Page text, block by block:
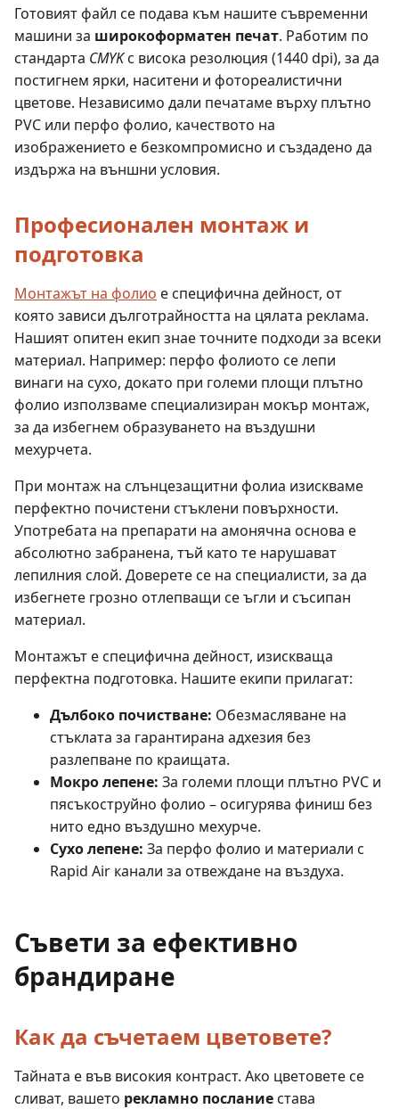
Готовият файл се подава към нашите съвременни
машини за широкоформатен печат. Работим по
стандарта CMYKс висока резолюция (1440 dpi), за да
постигнем ярки, наситени и фотореалистични
цветове. Независимо дали печатаме върху плътно
PVC или перфо фолио, качеството на
изображението е безкомпромисно и създадено да
издържа на външни условия.
Професионален монтаж и
подготовка
Монтажът на фолио е специфична дейност, от
която зависи дълготрайността на цялата реклама.
Нашият опитен екип знае точните подходи за всеки
материал. Например: перфо фолиото се лепи
винаги на сухо, докато при големи площи плътно
фолио използваме специализиран мокър монтаж,
за да избегнем образуването на въздушни
мехурчета.
При монтаж на слънцезащитни фолиа изискваме
перфектно почистени стъклени повърхности.
Употребата на препарати на амонячна основа е
абсолютно забранена, тъй като те нарушават
лепилния слой. Доверете се на специалисти, за да
избегнете грозно отлепващи се ъгли и съсипан
материал.
Монтажът е специфична дейност, изискваща
перфектна подготовка. Нашите екипи прилагат:
Дълбоко почистване: Обезмасляване на
стъклата за гарантирана адхезия без
разлепване по краищата.
Мокро лепене: За големи площи плътно PVC и
пясъкоструйно фолио – осигурява финиш без
нито едно въздушно мехурче.
Сухо лепене: За перфо фолио и материали с
Rapid Air канали за отвеждане на въздуха.
Съвети за ефективно
брандиране
Как да съчетаем цветовете?
Тайната е във високия контраст. Ако цветовете се
сливат, вашето рекламно послание става